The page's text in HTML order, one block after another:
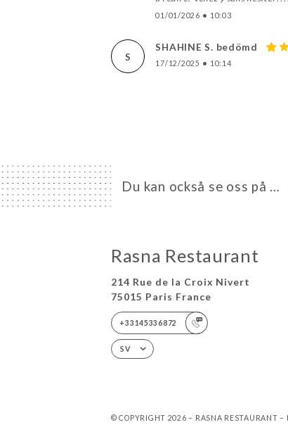
01/01/2026 • 10:03
S
SHAHINE S. bedömd
17/12/2025 • 10:14
Du kan också se oss på …
Rasna Restaurant
214 Rue de la Croix Nivert
75015 Paris France
+33145336872
SV
© COPYRIGHT 2026 – RASNA RESTAURANT –